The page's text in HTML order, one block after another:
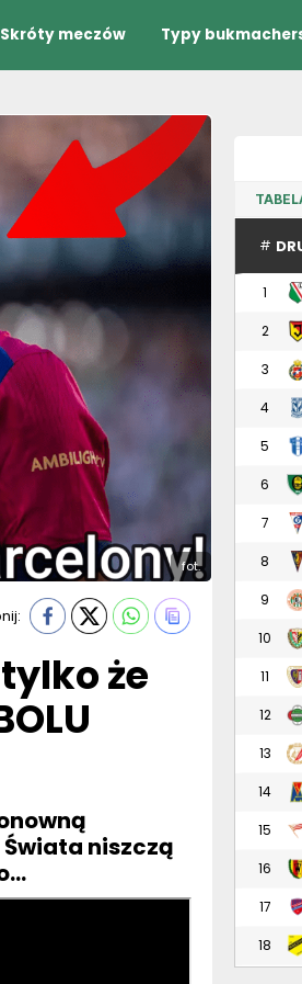
Skróty meczów Typy
fot.
tylko że
niszczą
#
1
2
3
4
5
6
7
8
9
10
11
12
13
14
15
16
17
18